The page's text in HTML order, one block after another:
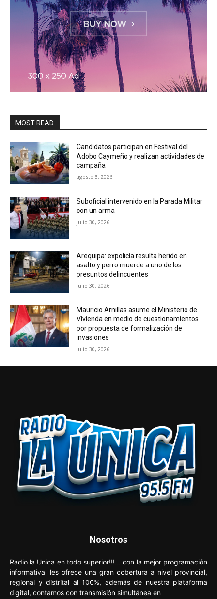
MOST READ
Candidatos participan en Festival del
Adobo Caymeño y realizan actividades de
campaña
agosto 3, 2026
Suboficial intervenido en la Parada Militar
con un arma
julio 30, 2026
Arequipa: expolicía resulta herido en
asalto y perro muerde a uno de los
presuntos delincuentes
julio 30, 2026
Mauricio Arnillas asume el Ministerio de
Vivienda en medio de cuestionamientos
por propuesta de formalización de
invasiones
julio 30, 2026
Nosotros
Radio la Unica en todo superior!!!... con la mejor programación
informativa, les ofrece una gran cobertura a nivel provincial,
regional y distrital al 100%, además de nuestra plataforma
digital, contamos con transmisión simultánea en